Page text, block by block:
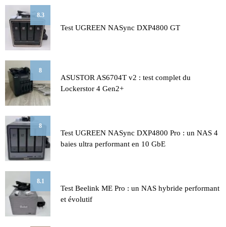
8.3
Test UGREEN NASync DXP4800 GT
8
ASUSTOR AS6704T v2 : test complet du
Lockerstor 4 Gen2+
8
Test UGREEN NASync DXP4800 Pro : un NAS 4
baies ultra performant en 10 GbE
8.1
Test Beelink ME Pro : un NAS hybride performant
et évolutif